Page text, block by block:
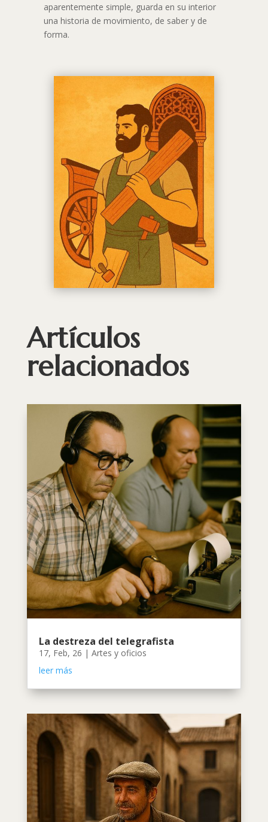
aparentemente simple, guarda en su interior
una historia de movimiento, de saber y de
forma.
Artículos
relacionados
La destreza del telegrafista
17, Feb, 26 | Artes y oficios
leer más